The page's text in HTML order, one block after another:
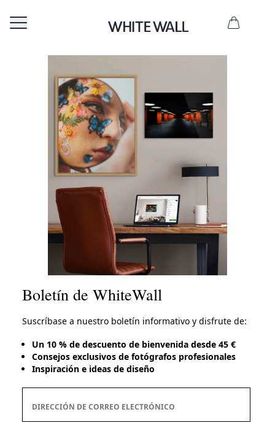
Boletín de WhiteWall
Suscríbase a nuestro boletín informativo y disfrute de:
Un 10 % de descuento de bienvenida desde 45 €
Consejos exclusivos de fotógrafos profesionales
Inspiración e ideas de diseño
DIRECCIÓN DE CORREO ELECTRÓNICO